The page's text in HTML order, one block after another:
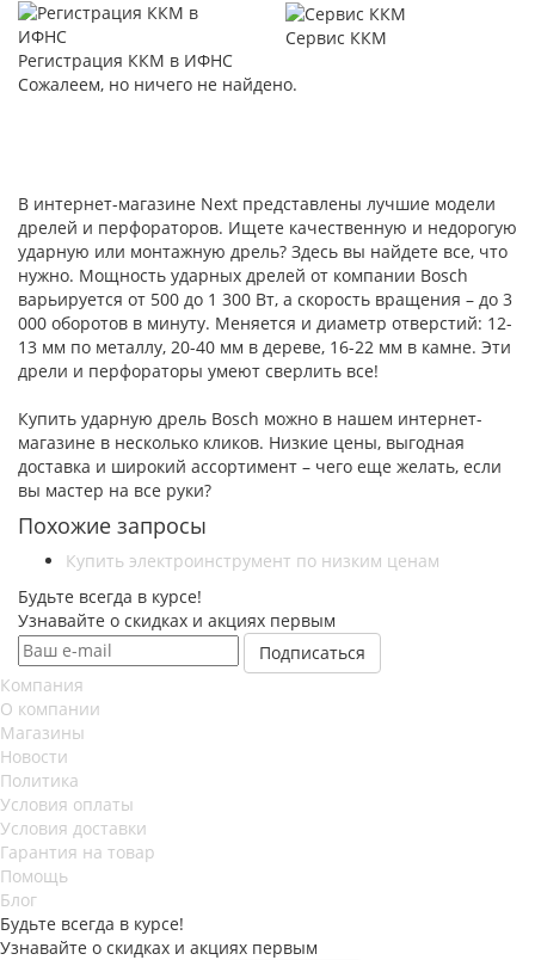
Регистрация ККМ в ИФНС
Сервис ККМ
Сожалеем, но ничего не найдено.
В интернет-магазине Next представлены лучшие модели
дрелей и перфораторов. Ищете качественную и недорогую
ударную или монтажную дрель? Здесь вы найдете все, что
нужно. Мощность ударных дрелей от компании Bosch
варьируется от 500 до 1 300 Вт, а скорость вращения – до 3
000 оборотов в минуту. Меняется и диаметр отверстий: 12-
13 мм по металлу, 20-40 мм в дереве, 16-22 мм в камне. Эти
дрели и перфораторы умеют сверлить все!
Купить ударную дрель Bosch можно в нашем интернет-
магазине в несколько кликов. Низкие цены, выгодная
доставка и широкий ассортимент – чего еще желать, если
вы мастер на все руки?
Похожие запросы
Купить электроинструмент по низким ценам
Будьте всегда в курсе!
Узнавайте о скидках и акциях первым
Компания
О компании
Магазины
Новости
Политика
Условия оплаты
Условия доставки
Гарантия на товар
Помощь
Блог
Будьте всегда в курсе!
Узнавайте о скидках и акциях первым